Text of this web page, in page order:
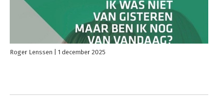
Roger Lenssen 1 december 2025